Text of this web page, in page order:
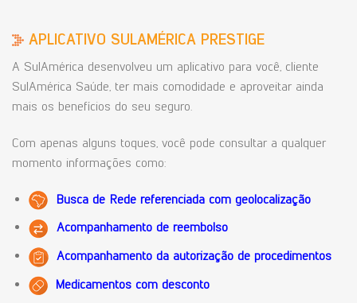
APLICATIVO SULAMÉRICA PRESTIGE
A SulAmérica desenvolveu um aplicativo para você, cliente
SulAmérica Saúde, ter mais comodidade e aproveitar ainda
mais os benefícios do seu seguro.
Com apenas alguns toques, você pode consultar a qualquer
momento informações como:
Busca de Rede referenciada com geolocalização
Acompanhamento de reembolso
Acompanhamento da autorização de procedimentos
Medicamentos com desconto